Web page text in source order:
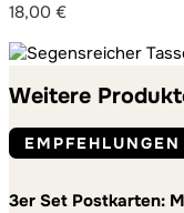
18,00 €
Weitere
EMPFEHLUNGEN
3er Set Postkarten: